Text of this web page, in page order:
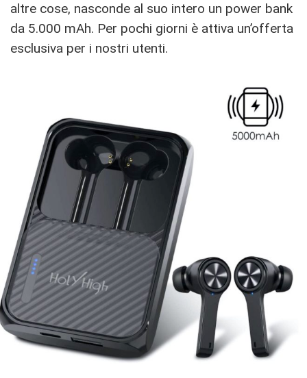
altre cose, nasconde al suo intero un power bank
da 5.000 mAh. Per pochi giorni è attiva un’offerta
esclusiva per i nostri utenti.